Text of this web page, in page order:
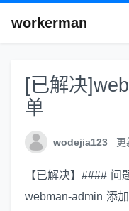
workerman
[已解决
单
wodejia123 更
【已解决】#### 问
webman-admin 添